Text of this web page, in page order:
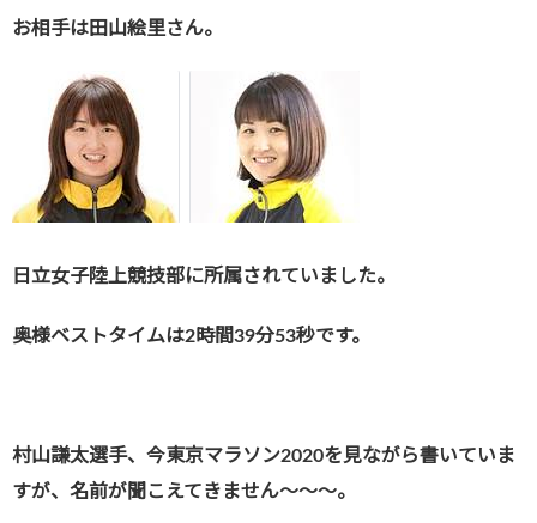
お相手は田山絵里さん。
日立女子陸上競技部に所属されていました。
奥様ベストタイムは2時間39分53秒です。
村山謙太選手、今東京マラソン2020を見ながら書いていま
すが、名前が聞こえてきません～～～。